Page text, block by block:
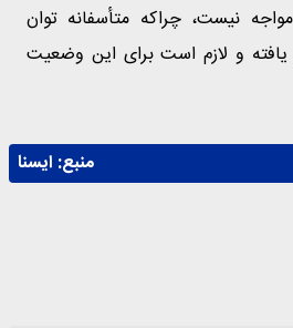
نیست، چراکه متأسفانه توان
و لازم است برای این وضعیت
منبع: ايسنا